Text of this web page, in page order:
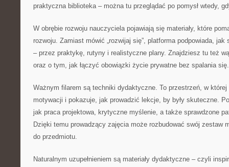
praktyczna biblioteka – można tu przeglądać po pomysł wtedy,
W obrębie rozwoju nauczyciela pojawiają się materiały, które
rozwoju. Zamiast mówić „rozwijaj się”, platforma podpowiada, jak
– przez praktykę, rutyny i realistyczne plany. Znajdziesz tu też
oraz o tym, jak łączyć obowiązki życie prywatne bez spalania się.
Ważnym filarem są techniki dydaktyczne. To przestrzeń, w której
motywacji i pokazuje, jak prowadzić lekcje, by były skuteczne.
jak praca projektowa, krytyczne myślenie, a także sprawdzone
Dzięki temu prowadzący zajęcia może rozbudować swój zestaw
do przedmiotu.
Naturalnym uzupełnieniem są materiały dydaktyczne – czyli